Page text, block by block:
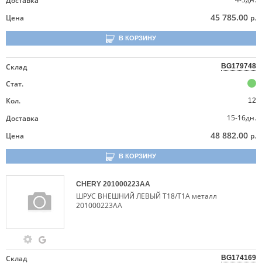
Цена
45 785.00 р.
В КОРЗИНУ
Склад BG179748
Стат.
Кол.
12
Доставка
15-16дн.
Цена
48 882.00 р.
В КОРЗИНУ
CHERY 201000223AA
ШРУС ВНЕШНИЙ ЛЕВЫЙ T18/T1A металл
201000223AA
Склад BG174169